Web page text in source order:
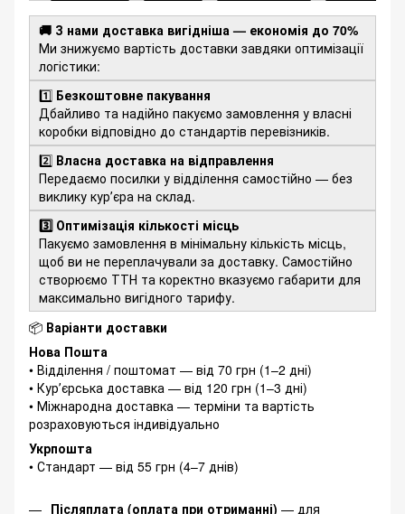
🚚 З нами доставка вигідніша — економія до 70%
Ми знижуємо вартість доставки завдяки оптимізації
логістики:
1️⃣ Безкоштовне пакування
Дбайливо та надійно пакуємо замовлення у власні
коробки відповідно до стандартів перевізників.
2️⃣ Власна доставка на відправлення
Передаємо посилки у відділення самостійно — без
виклику курʼєра на склад.
3️⃣ Оптимізація кількості місць
Пакуємо замовлення в мінімальну кількість місць,
щоб ви не переплачували за доставку. Самостійно
створюємо ТТН та коректно вказуємо габарити для
максимально вигідного тарифу.
📦 Варіанти доставки
Нова Пошта
• Відділення / поштомат — від 70 грн (1–2 дні)
• Курʼєрська доставка — від 120 грн (1–3 дні)
• Міжнародна доставка — терміни та вартість
розраховуються індивідуально
Укрпошта
• Стандарт — від 55 грн (4–7 днів)
Післяплата (оплата при отриманні) — для